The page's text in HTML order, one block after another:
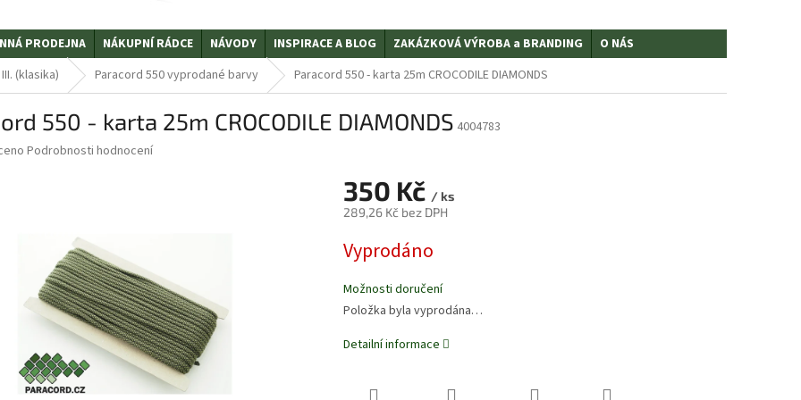
PRODEJNA NÁKUPNÍ RÁDCE NÁVODY INSPIRACE A BLOG ZAKÁZKOVÁ VÝROBA a BRANDING
O NÁS
(klasika)
Paracord 550 vyprodané barvy Paracord 550 - karta 25m CROCODILE DIAMONDS
550 - karta 25m CROCODILE DIAMONDS 4004783
Podrobnosti hodnocení
350 Kč / ks
289,26 Kč bez DPH
cena:
Vyprodáno
Možnosti doručení
Položka byla vyprodána…
Detailní informace